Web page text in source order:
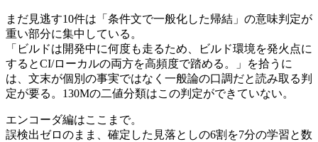
まだ見逃す10件は「条件文で一般化した帰結」の意味判定が
重い部分に集中している。
「ビルドは開発中に何度も走るため、ビルド環境を発火点に
するとCI/ローカルの両方を高頻度で踏める。」を拾うに
は、文末が個別の事実ではなく一般論の口調だと読み取る判
定が要る。130Mの二値分類はこの判定ができていない。
エンコーダ編はここまで。
誤検出ゼロのまま、確定した見落としの6割を7分の学習と数